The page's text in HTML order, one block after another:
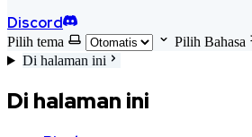
Discord
Pilih tema
Pilih Bahasa
Di halaman ini
Di halaman ini